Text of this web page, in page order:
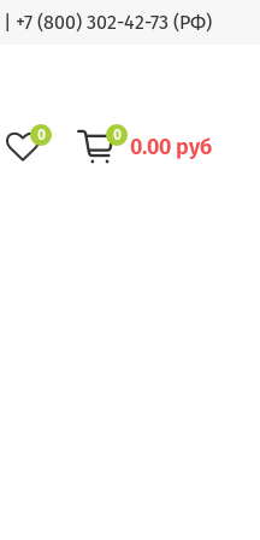
+7 (800) 302-42-73 (РФ)
0 0 0.00 руб